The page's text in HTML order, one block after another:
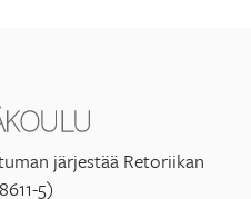
järjestää Retoriikan
5)